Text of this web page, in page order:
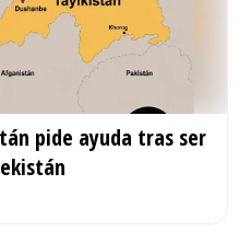
pide ayuda tras ser